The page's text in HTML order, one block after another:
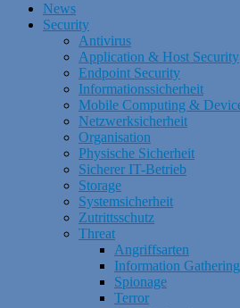
News
Security
Antivirus
Application & Host Security
Endpoint Security
Informationssicherheit
Mobile Computing &
Netzwerksicherheit
Organisation
Physische Sicherheit
Sicherer IT-Betrieb
Storage
Systemsicherheit
Zutrittsschutz
Threat
Angriffsarten
Information Gathering
Spionage
Terror